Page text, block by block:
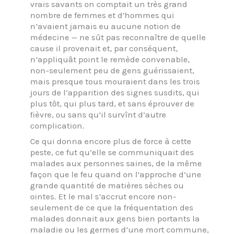
vrais savants on comptait un très grand
nombre de femmes et d’hommes qui
n’avaient jamais eu aucune notion de
médecine — ne sût pas reconnaître de quelle
cause il provenait et, par conséquent,
n’appliquât point le remède convenable,
non-seulement peu de gens guérissaient,
mais presque tous mouraient dans les trois
jours de l’apparition des signes susdits, qui
plus tôt, qui plus tard, et sans éprouver de
fièvre, ou sans qu’il survînt d’autre
complication.
Ce qui donna encore plus de force à cette
peste, ce fut qu’elle se communiquait des
malades aux personnes saines, de la même
façon que le feu quand on l’approche d’une
grande quantité de matières sèches ou
ointes. Et le mal s’accrut encore non-
seulement de ce que la fréquentation des
malades donnait aux gens bien portants la
maladie ou les germes d’une mort commune,